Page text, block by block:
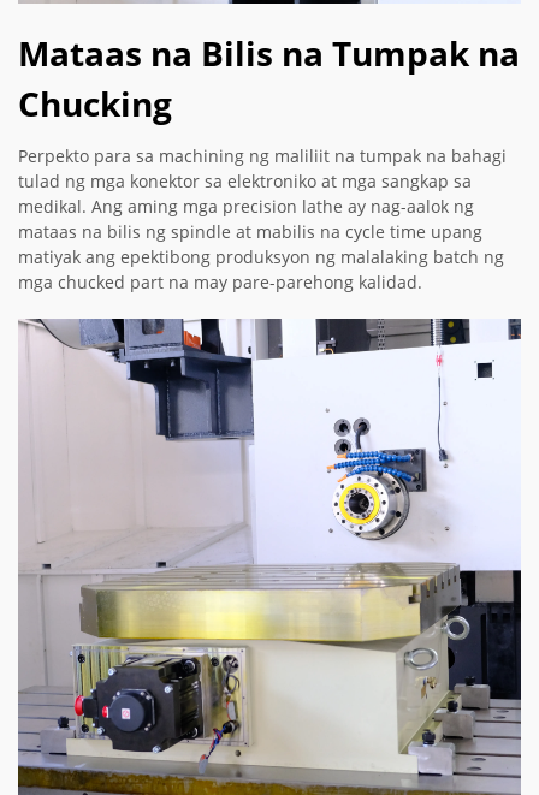
Mataas na Bilis na Tumpak na
Chucking
Perpekto para sa machining ng maliliit na tumpak na bahagi
tulad ng mga konektor sa elektroniko at mga sangkap sa
medikal. Ang aming mga precision lathe ay nag-aalok ng
mataas na bilis ng spindle at mabilis na cycle time upang
matiyak ang epektibong produksyon ng malalaking batch ng
mga chucked part na may pare-parehong kalidad.